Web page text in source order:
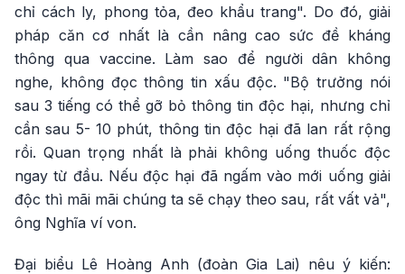
chỉ cách ly, phong tỏa, đeo khẩu trang". Do đó, giải
pháp căn cơ nhất là cần nâng cao sức đề kháng
thông qua vaccine. Làm sao để người dân không
nghe, không đọc thông tin xấu độc. "Bộ trưởng nói
sau 3 tiếng có thể gỡ bỏ thông tin độc hại, nhưng chỉ
cần sau 5- 10 phút, thông tin độc hại đã lan rất rộng
rồi. Quan trọng nhất là phải không uống thuốc độc
ngay từ đầu. Nếu độc hại đã ngấm vào mới uống giải
độc thì mãi mãi chúng ta sẽ chạy theo sau, rất vất vả",
ông Nghĩa ví von.
Đại biểu Lê Hoàng Anh (đoàn Gia Lai) nêu ý kiến: